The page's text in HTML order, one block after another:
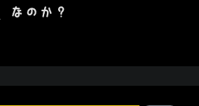
なのか？